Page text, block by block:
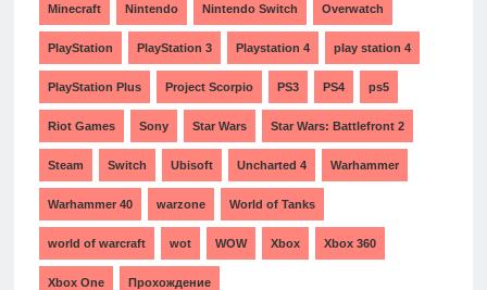
Minecraft Nintendo Nintendo Switch Overwatch
PlayStation PlayStation 3 Playstation 4 play station 4
PlayStation Plus Project Scorpio PS3 PS4 ps5
Riot Games Sony Star Wars Star Wars: Battlefront 2
Steam Switch Ubisoft Uncharted 4 Warhammer
Warhammer 40 warzone World of Tanks
world of warcraft wot WOW Xbox Xbox 360
Xbox One Прохождение